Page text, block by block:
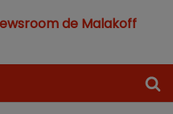
de Malakoff